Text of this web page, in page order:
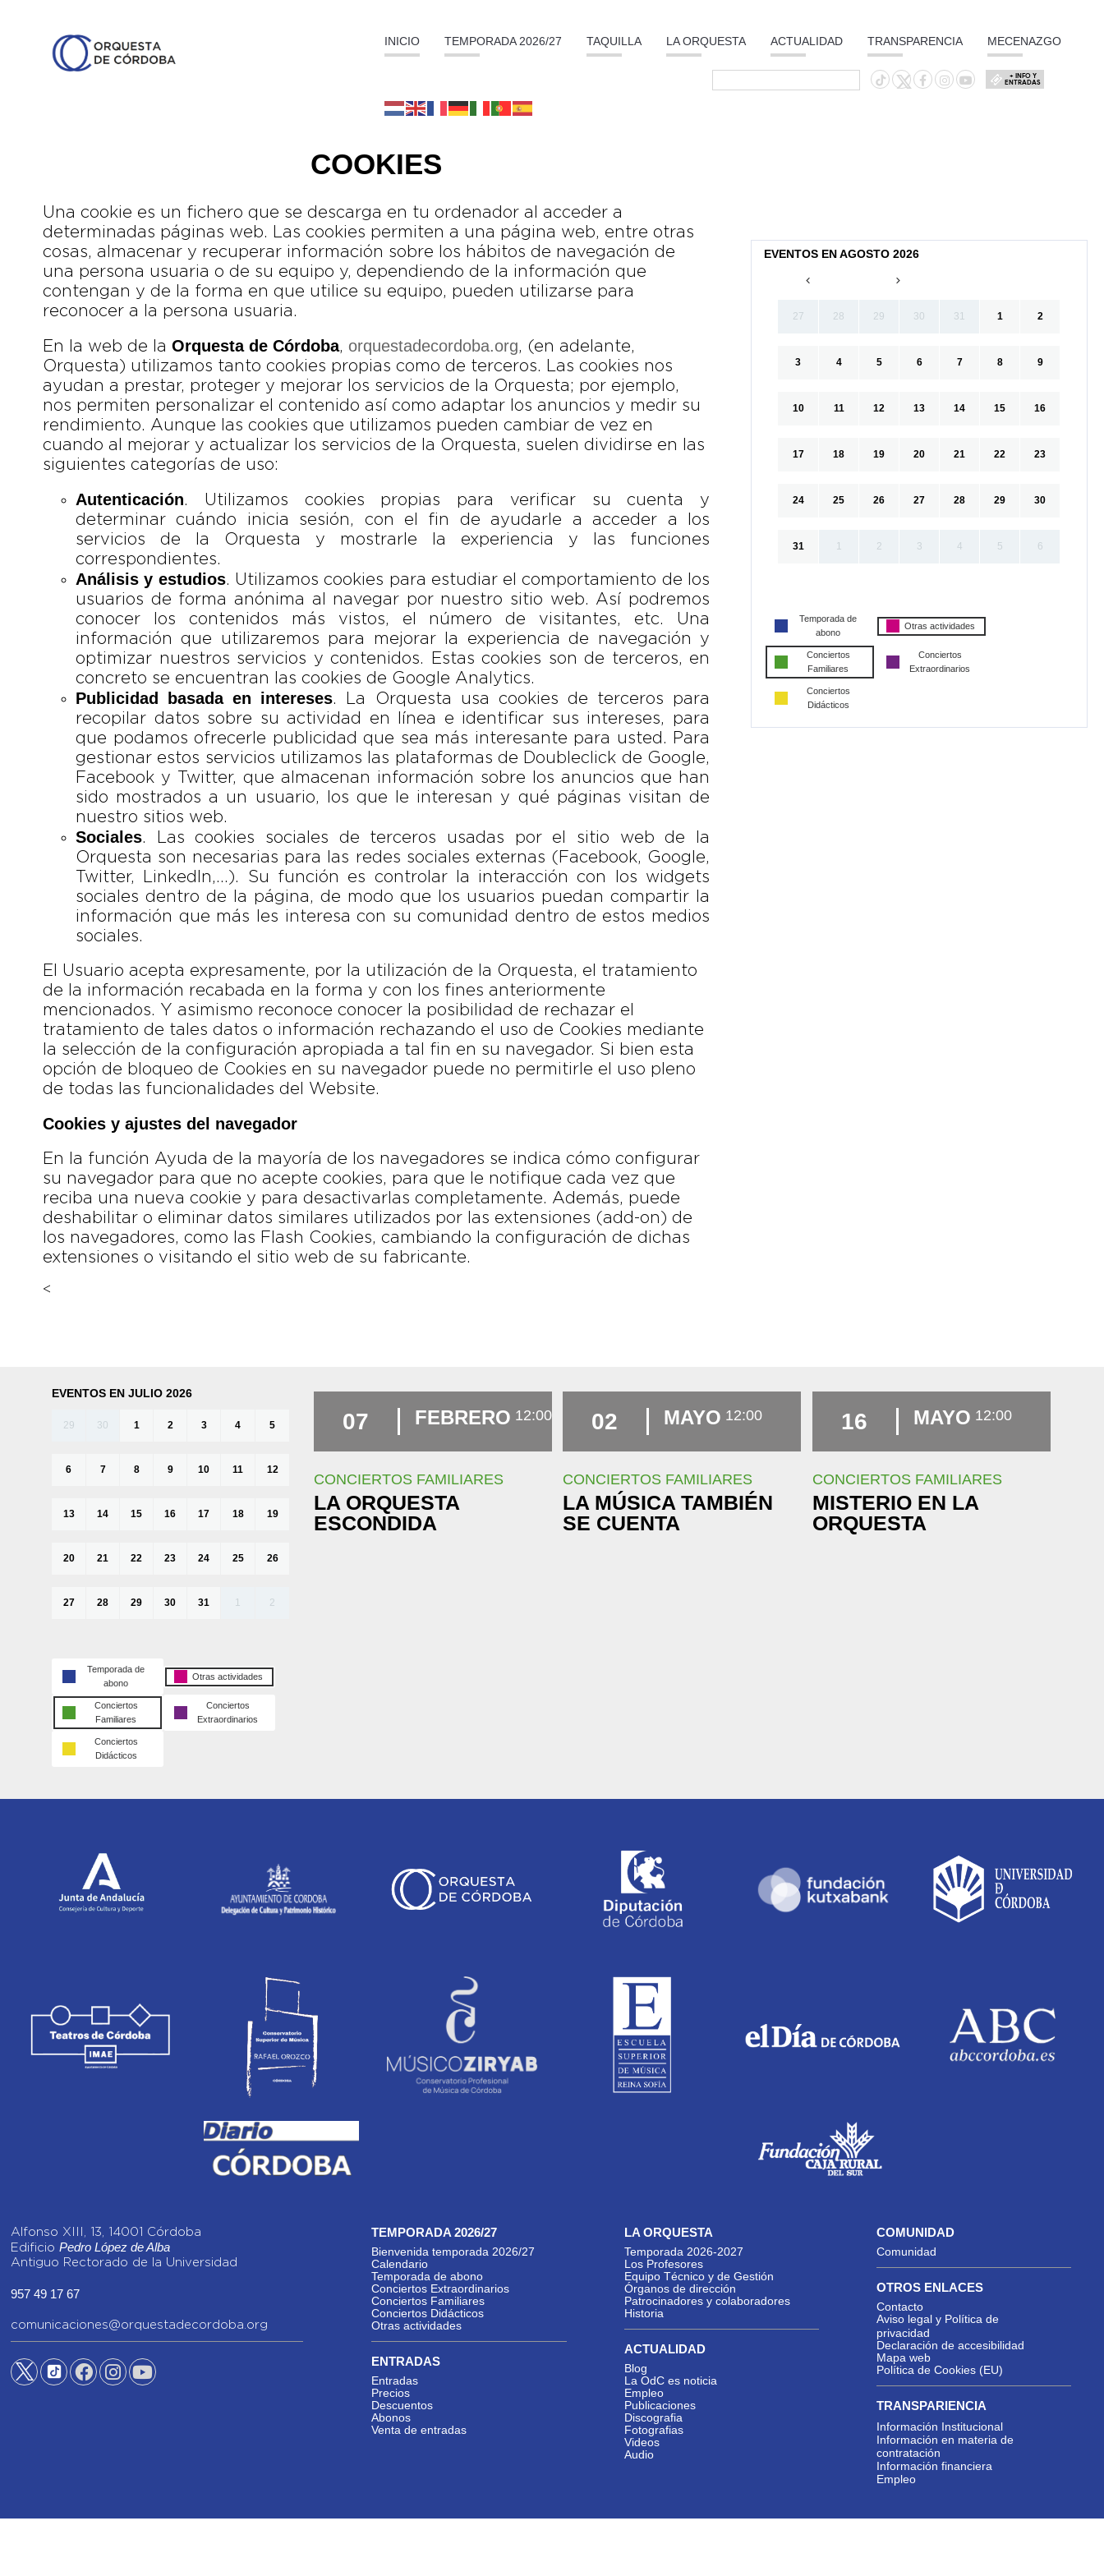
INICIO TEMPORADA 2026/27 TAQUILLA LA ORQUESTA ACTUALIDAD TRANSPARENCIA MECENAZGO
+ INFO Y
ENTRADAS
COOKIES
Una cookie es un fichero que se descarga en tu ordenador al acceder a
determinadas páginas web. Las cookies permiten a una página web, entre otras
cosas, almacenar y recuperar información sobre los hábitos de navegación de
una persona usuaria o de su equipo y, dependiendo de la información que
contengan y de la forma en que utilice su equipo, pueden utilizarse para
reconocer a la persona usuaria.
En la web de la Orquesta de Córdoba, orquestadecordoba.org, (en adelante,
Orquesta) utilizamos tanto cookies propias como de terceros. Las cookies nos
ayudan a prestar, proteger y mejorar los servicios de la Orquesta; por ejemplo,
nos permiten personalizar el contenido así como adaptar los anuncios y medir su
rendimiento. Aunque las cookies que utilizamos pueden cambiar de vez en
cuando al mejorar y actualizar los servicios de la Orquesta, suelen dividirse en las
siguientes categorías de uso:
Autenticación. Utilizamos cookies propias para verificar su cuenta y
determinar cuándo inicia sesión, con el fin de ayudarle a acceder a los
servicios de la Orquesta y mostrarle la experiencia y las funciones
correspondientes.
Análisis y estudios. Utilizamos cookies para estudiar el comportamiento de los
usuarios de forma anónima al navegar por nuestro sitio web. Así podremos
conocer los contenidos más vistos, el número de visitantes, etc. Una
información que utilizaremos para mejorar la experiencia de navegación y
optimizar nuestros servicios y contenidos. Estas cookies son de terceros, en
concreto se encuentran las cookies de Google Analytics.
Publicidad basada en intereses. La Orquesta usa cookies de terceros para
recopilar datos sobre su actividad en línea e identificar sus intereses, para
que podamos ofrecerle publicidad que sea más interesante para usted. Para
gestionar estos servicios utilizamos las plataformas de Doubleclick de Google,
Facebook y Twitter, que almacenan información sobre los anuncios que han
sido mostrados a un usuario, los que le interesan y qué páginas visitan de
nuestro sitios web.
Sociales. Las cookies sociales de terceros usadas por el sitio web de la
Orquesta son necesarias para las redes sociales externas (Facebook, Google,
Twitter, LinkedIn,…). Su función es controlar la interacción con los widgets
sociales dentro de la página, de modo que los usuarios puedan compartir la
información que más les interesa con su comunidad dentro de estos medios
sociales.
El Usuario acepta expresamente, por la utilización de la Orquesta, el tratamiento
de la información recabada en la forma y con los fines anteriormente
mencionados. Y asimismo reconoce conocer la posibilidad de rechazar el
tratamiento de tales datos o información rechazando el uso de Cookies mediante
la selección de la configuración apropiada a tal fin en su navegador. Si bien esta
opción de bloqueo de Cookies en su navegador puede no permitirle el uso pleno
de todas las funcionalidades del Website.
Cookies y ajustes del navegador
En la función Ayuda de la mayoría de los navegadores se indica cómo configurar
su navegador para que no acepte cookies, para que le notifique cada vez que
reciba una nueva cookie y para desactivarlas completamente. Además, puede
deshabilitar o eliminar datos similares utilizados por las extensiones (add-on) de
los navegadores, como las Flash Cookies, cambiando la configuración de dichas
extensiones o visitando el sitio web de su fabricante.
<
EVENTOS EN AGOSTO 2026
27 28 29 30 31 1 2
3 4 5 6 7 8 9
10 11 12 13 14 15 16
17 18 19 20 21 22 23
24 25 26 27 28 29 30
31 1 2 3 4 5 6
Temporada de
abono
Otras actividades
Conciertos
Familiares
Conciertos
Extraordinarios
Conciertos
Didácticos
EVENTOS EN JULIO 2026
29 30 1 2 3 4 5
6 7 8 9 10 11 12
13 14 15 16 17 18 19
20 21 22 23 24 25 26
27 28 29 30 31 1 2
Temporada de
abono
Otras actividades
Conciertos
Familiares
Conciertos
Extraordinarios
Conciertos
Didácticos
07 FEBRERO 12:00
CONCIERTOS FAMILIARES
LA ORQUESTA
ESCONDIDA
02 MAYO 12:00
CONCIERTOS FAMILIARES
LA MÚSICA TAMBIÉN
SE CUENTA
16 MAYO 12:00
CONCIERTOS FAMILIARES
MISTERIO EN LA
ORQUESTA
Alfonso XIII, 13, 14001 Córdoba
Edificio Pedro López de Alba
Antiguo Rectorado de la Universidad
957 49 17 67
comunicaciones@orquestadecordoba.org
TEMPORADA 2026/27
Bienvenida temporada 2026/27
Calendario
Temporada de abono
Conciertos Extraordinarios
Conciertos Familiares
Conciertos Didácticos
Otras actividades
ENTRADAS
Entradas
Precios
Descuentos
Abonos
Venta de entradas
LA ORQUESTA
Temporada 2026-2027
Los Profesores
Equipo Técnico y de Gestión
Órganos de dirección
Patrocinadores y colaboradores
Historia
ACTUALIDAD
Blog
La OdC es noticia
Empleo
Publicaciones
Discografia
Fotografias
Videos
Audio
COMUNIDAD
Comunidad
OTROS ENLACES
Contacto
Aviso legal y Política de
privacidad
Declaración de accesibilidad
Mapa web
Política de Cookies (EU)
TRANSPARIENCIA
Información Institucional
Información en materia de
contratación
Información financiera
Empleo